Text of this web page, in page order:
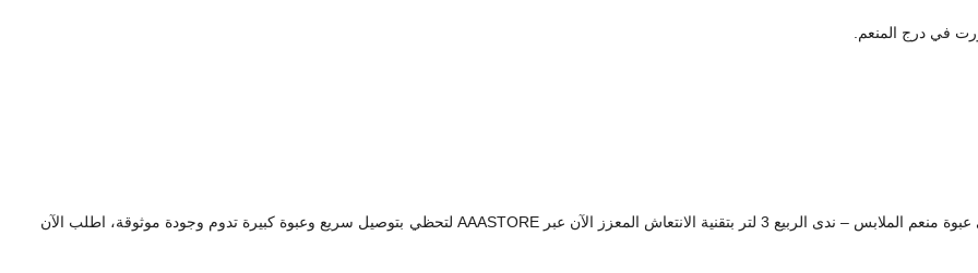
في درج المنعم.
اجعلي من ملابسك مصدرًا للرائحة الطيبة والملمس الناعم واحصلي على عبوة منعم الملابس – ندى الربيع 3 لتر بتقنية الانتعاش المعزز الآن عبر AAASTORE لتحظي بتوصيل سريع وعبوة كبيرة تدوم وجودة موثوقة، اطلب الآن